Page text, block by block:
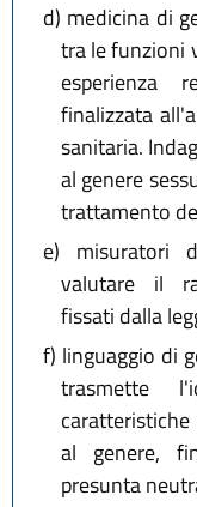
d) medicina di
tra le funzioni
esperienza
finalizzata
sanitaria.
al genere
trattamento
e) misuratori
valutare il
fissati dalla
f) linguaggio di
trasmette
al genere,
presunta